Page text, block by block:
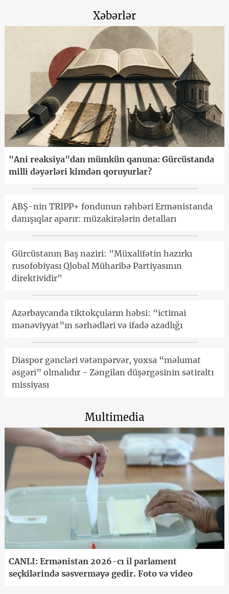
Xəbərlər
"Ani reaksiya"dan mümkün qanuna: Gürcüstanda
milli dəyərləri kimdən qoruyurlar?
ABŞ-nin TRIPP+ fondunun rəhbəri Ermənistanda
danışıqlar aparır: müzakirələrin detalları
Gürcüstanın Baş naziri: "Müxalifətin hazırkı
rusofobiyası Qlobal Müharibə Partiyasının
direktividir"
Azərbaycanda tiktokçuların həbsi: “ictimai
mənəviyyat”ın sərhədləri və ifadə azadlığı
Diaspor gəncləri vətənpərvər, yoxsa “məlumat
əsgəri” olmalıdır - Zəngilan düşərgəsinin sətiraltı
missiyası
Multimedia
CANLI: Ermənistan 2026-cı il parlament
seçkilərində səsverməyə gedir. Foto və video